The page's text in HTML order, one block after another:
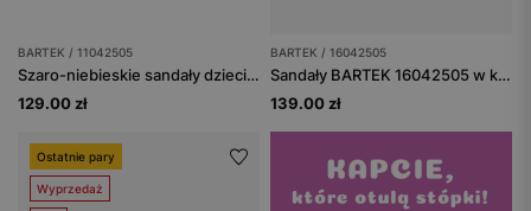
BARTEK / 11042505
Szaro-niebieskie sandały dziecięce sportowe z rzepem BARTEK 11042505
129.00 zł
BARTEK / 16042505
Sandały BARTEK 16042505 w kolorze szaro-niebieskim z żółtymi akcentami
139.00 zł
Ostatnie pary
Wyprzedaż